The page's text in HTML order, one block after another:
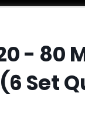
- 80
Set